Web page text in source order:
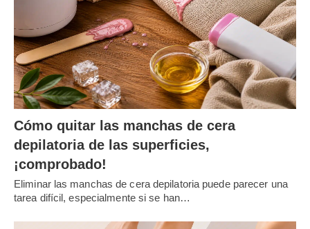
Cómo quitar las manchas de cera
depilatoria de las superficies,
¡comprobado!
Eliminar las manchas de cera depilatoria puede parecer una
tarea difícil, especialmente si se han…